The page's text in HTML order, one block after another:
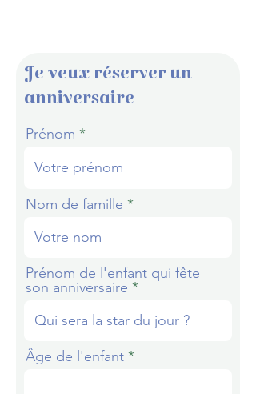
Je veux réserver un
anniversaire
Prénom
Nom de famille
Prénom de l'enfant qui fête
son anniversaire
Âge de l'enfant